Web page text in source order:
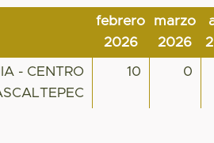
febrero
2026
marzo
2026
- CENTRO
10 0